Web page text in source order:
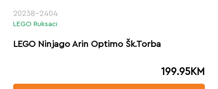
20238-2404
LEGO Ruksaci
LEGO Ninjago Arin Optimo Šk.Torba
199.95KM